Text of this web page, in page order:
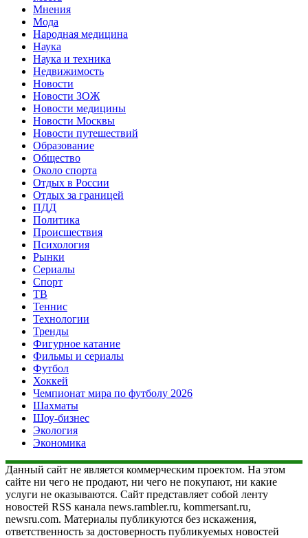
Мнения
Мода
Народная медицина
Наука
Наука и техника
Недвижимость
Новости
Новости ЗОЖ
Новости медицины
Новости Москвы
Новости путешествий
Образование
Общество
Около спорта
Отдых в России
Отдых за границей
ПДД
Политика
Происшествия
Психология
Рынки
Сериалы
Спорт
ТВ
Теннис
Технологии
Тренды
Фигурное катание
Фильмы и сериалы
Футбол
Хоккей
Чемпионат мира по футболу 2026
Шахматы
Шоу-бизнес
Экология
Экономика
Данный сайт не является коммерческим проектом. На этом
сайте ни чего не продают, ни чего не покупают, ни какие
услуги не оказываются. Сайт представляет собой ленту
новостей RSS канала news.rambler.ru, kommersant.ru,
newsru.com. Материалы публикуются без искажения,
ответственность за достоверность публикуемых новостей